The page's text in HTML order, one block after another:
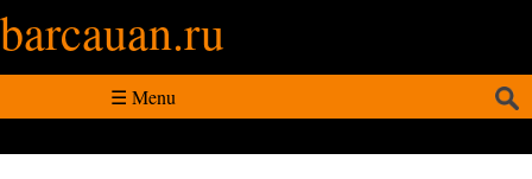
barcauan.ru
☰ Menu